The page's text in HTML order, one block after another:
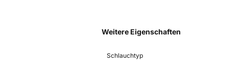
Weitere Eigenschaften
Schlauchtyp